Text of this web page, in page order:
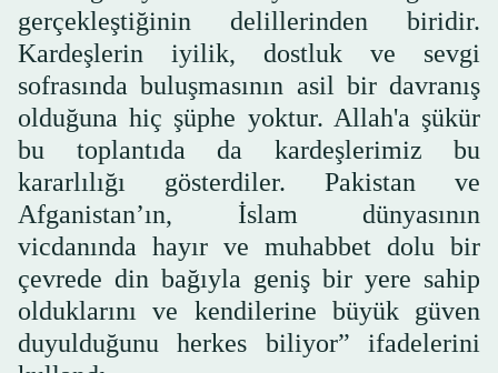
gerçekleştiğinin delillerinden biridir.
Kardeşlerin iyilik, dostluk ve sevgi
sofrasında buluşmasının asil bir davranış
olduğuna hiç şüphe yoktur. Allah'a şükür
bu toplantıda da kardeşlerimiz bu
kararlılığı gösterdiler. Pakistan ve
Afganistan’ın, İslam dünyasının
vicdanında hayır ve muhabbet dolu bir
çevrede din bağıyla geniş bir yere sahip
olduklarını ve kendilerine büyük güven
duyulduğunu herkes biliyor” ifadelerini